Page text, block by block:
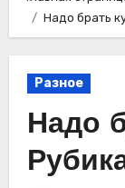
Надо брать
Разное
Надо